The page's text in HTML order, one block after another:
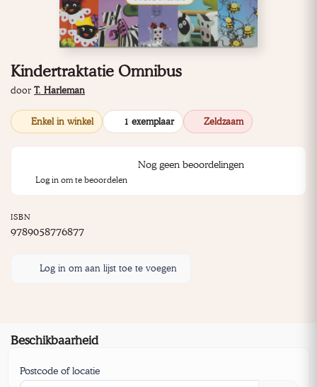
Kindertraktatie Omnibus
door T. Harleman
Enkel in winkel 1 exemplaar Zeldzaam
Nog geen beoordelingen
Log in om te beoordelen
ISBN
9789058776877
Log in om aan lijst toe te voegen
Beschikbaarheid
Postcode of locatie